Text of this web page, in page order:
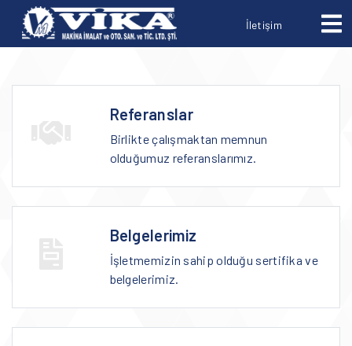
İletişim
Referanslar
Birlikte çalışmaktan memnun
olduğumuz referanslarımız.
Belgelerimiz
İşletmemizin sahip olduğu sertifika ve
belgelerimiz.